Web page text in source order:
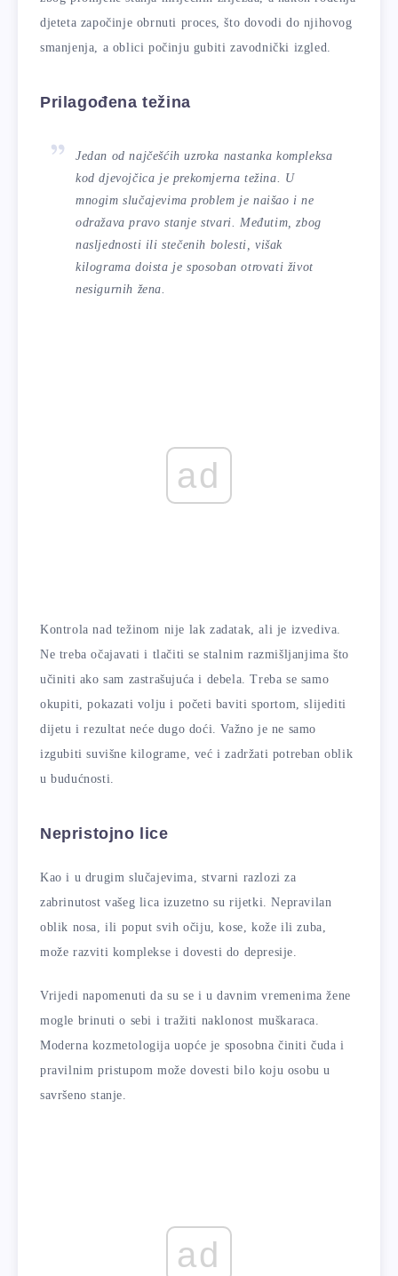
djeteta započinje obrnuti proces, što dovodi do njihovog
smanjenja, a oblici počinju gubiti zavodnički izgled.
Prilagođena težina
Jedan od najčešćih uzroka nastanka kompleksa
kod djevojčica je prekomjerna težina. U
mnogim slučajevima problem je naišao i ne
odražava pravo stanje stvari. Međutim, zbog
nasljednosti ili stečenih bolesti, višak
kilograma doista je sposoban otrovati život
nesigurnih žena.
ad
Kontrola nad težinom nije lak zadatak, ali je izvediva.
Ne treba očajavati i tlačiti se stalnim razmišljanjima što
učiniti ako sam zastrašujuća i debela. Treba se samo
okupiti, pokazati volju i početi baviti sportom, slijediti
dijetu i rezultat neće dugo doći. Važno je ne samo
izgubiti suvišne kilograme, već i zadržati potreban oblik
u budućnosti.
Nepristojno lice
Kao i u drugim slučajevima, stvarni razlozi za
zabrinutost vašeg lica izuzetno su rijetki. Nepravilan
oblik nosa, ili poput svih očiju, kose, kože ili zuba,
može razviti komplekse i dovesti do depresije.
Vrijedi napomenuti da su se i u davnim vremenima žene
mogle brinuti o sebi i tražiti naklonost muškaraca.
Moderna kozmetologija uopće je sposobna činiti čuda i
pravilnim pristupom može dovesti bilo koju osobu u
savršeno stanje.
ad